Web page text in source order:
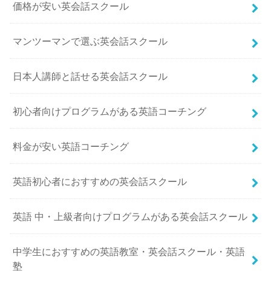
価格が安い英会話スクール
マンツーマンで選ぶ英会話スクール
日本人講師と話せる英会話スクール
初心者向けプログラムがある英語コーチング
料金が安い英語コーチング
英語初心者におすすめの英会話スクール
英語 中・上級者向けプログラムがある英会話スクール
中学生におすすめの英語教室・英会話スクール・英語
塾